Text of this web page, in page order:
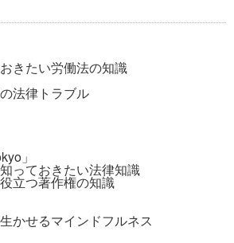
きたい労働法の知識
法律トラブル
」
っておきたい法律知識
立つ著作権の知識
かせるマインドフルネス